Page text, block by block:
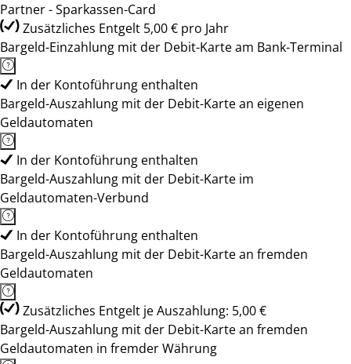
Partner - Sparkassen-Card
Zusätzliches Entgelt 5,00 € pro Jahr
Bargeld-Einzahlung mit der Debit-Karte am Bank-Terminal
In der Kontoführung enthalten
Bargeld-Auszahlung mit der Debit-Karte an eigenen
Geldautomaten
In der Kontoführung enthalten
Bargeld-Auszahlung mit der Debit-Karte im
Geldautomaten-Verbund
In der Kontoführung enthalten
Bargeld-Auszahlung mit der Debit-Karte an fremden
Geldautomaten
Zusätzliches Entgelt je Auszahlung: 5,00 €
Bargeld-Auszahlung mit der Debit-Karte an fremden
Geldautomaten in fremder Währung